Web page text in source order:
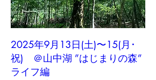
2025年9月13日(土)〜15(月･
祝) ＠山中湖 ”はじまりの森”
ライフ編